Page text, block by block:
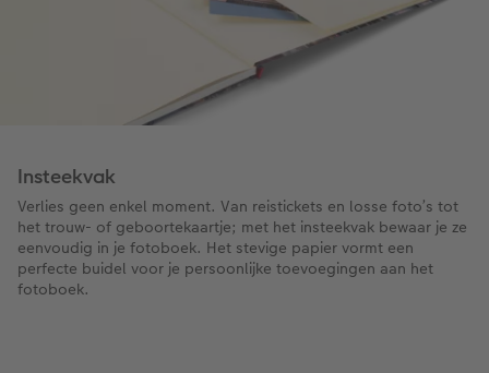
Insteekvak
Verlies geen enkel moment. Van reistickets en losse foto’s tot
het trouw- of geboortekaartje; met het insteekvak bewaar je ze
eenvoudig in je fotoboek. Het stevige papier vormt een
perfecte buidel voor je persoonlijke toevoegingen aan het
fotoboek.